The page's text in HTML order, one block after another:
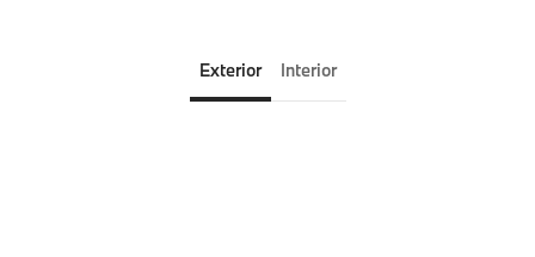
Exterior Interior